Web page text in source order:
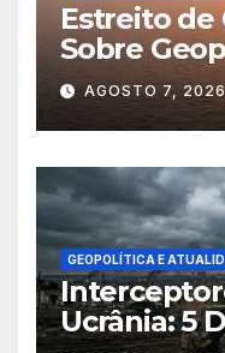
Estreito de
Sobre
AGOSTO 7,
GEOPOLÍTICA E
Ucrânia: 5